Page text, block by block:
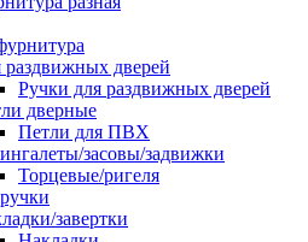
раздвижных дверей
Ручки для раздвижных дверей
дверные
Петли для ПВХ
засовы/задвижки
Торцевые/ригеля
завертки